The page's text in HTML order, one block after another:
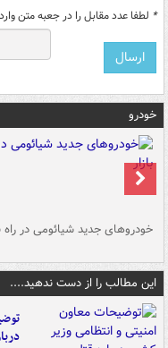
* لطفا عدد مقابل را در جعبه متن
خودرو
خودروهای جدید شیائومی در راه
این مطالب را از دست ندهید....